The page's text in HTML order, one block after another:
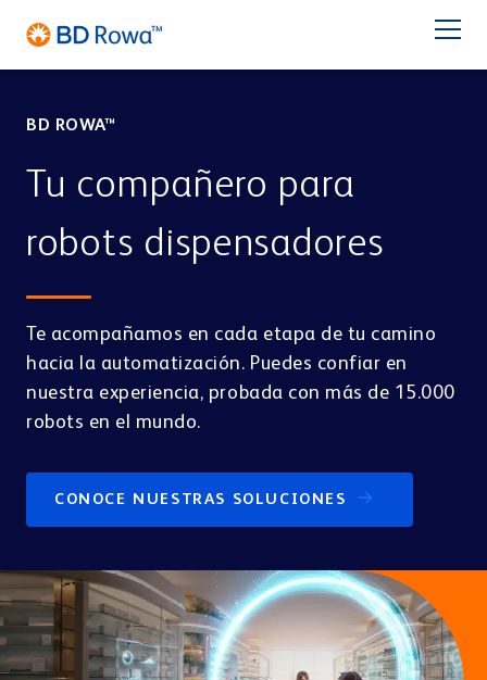
日本語
ALMACENAR Y SELECCIONAR
BD Rowa™ Vmax
BD Rowa™ Smart
BD Rowa™ EasyLoad
PRESENTAR Y VENDER
BD Rowa™ Vmotion
BD Rowa™ Pickup
INDUSTRIAS
Farmacia Centro de distribución
Embolsado Individual Hospital
Centro de salud o
Veterinaria
Parafarmacia y Cosmética
Sobre BD
Sobre nosotros
Contacto
BD ROWA™
Tu compañero para
robots dispensadores
Te acompañamos en cada etapa de tu camino
hacia la automatización. Puedes confiar en
nuestra experiencia, probada con más de 15.000
robots en el mundo.
CONOCE NUESTRAS SOLUCIONES